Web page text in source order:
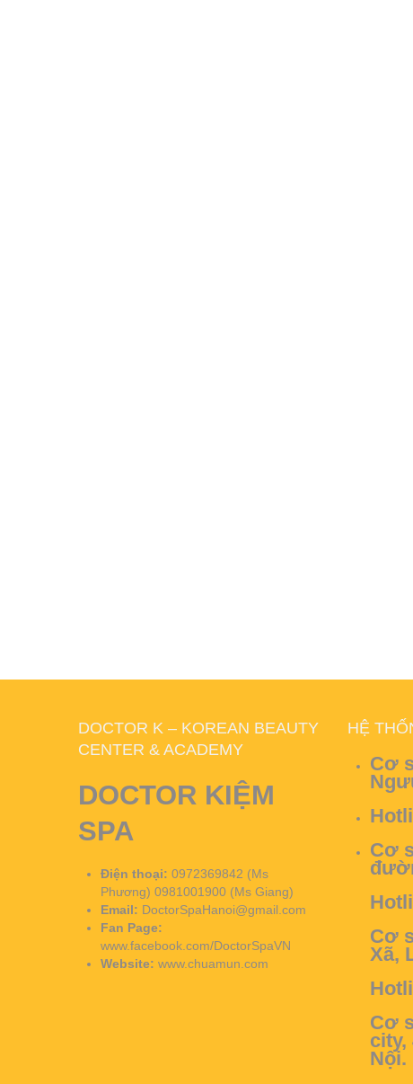
DOCTOR K – KOREAN BEAUTY
CENTER & ACADEMY
DOCTOR KIỆM
SPA
Điện thoại: 0972369842 (Ms
Phương) 0981001900 (Ms Giang)
Email: DoctorSpaHanoi@gmail.com
Fan Page:
www.facebook.com/DoctorSpaVN
Website: www.chuamun.com
HỆ
Cơ
Cơ
Cơ
Xã,
Cơ
city,
Nội.